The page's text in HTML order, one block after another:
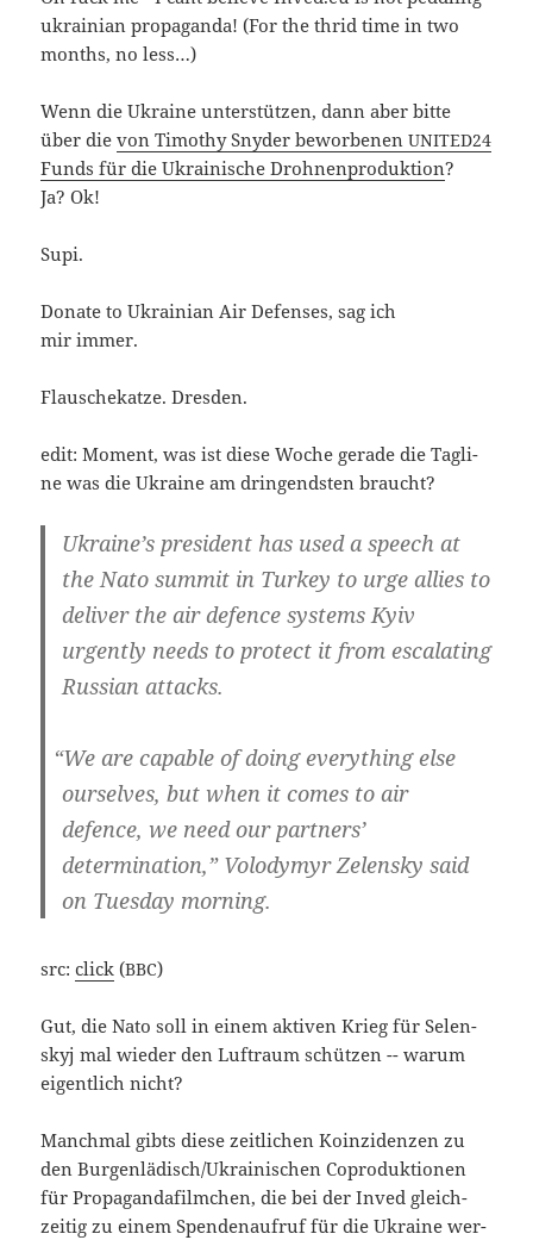
ukrai­ni­an pro­pa­gan­da! (For the thrid time in two
mon­ths, no less…)
Wenn die Ukrai­ne unter­stüt­zen, dann aber bit­te
über dievon Timo­thy Sny­der bewor­be­nenUNITED24
Funds für die Ukrai­ni­sche Droh­nen­pro­duk­ti­on?
Ja? Ok!
Supi.
Dona­te to Ukrai­ni­an Air Defen­ses, sag ich
mir immer.
Flau­sche­kat­ze. Dresden.
edit: Moment, was ist die­se Woche gera­de die Tag­li­
ne was die Ukrai­ne am drin­gends­ten braucht?
Ukraine’s pre­si­dent has used a speech at
the Nato sum­mit in Tur­key to urge allies to
deli­ver the air defence sys­tems Kyiv
urgent­ly needs to pro­tect it from esca­la­ting
Rus­si­an attacks.
“We are capa­ble of doing ever­ything else
our­sel­ves, but when it comes to air
defence, we need our part­ners’
deter­mi­na­ti­on,” Volo­dym­yr Zelen­sky said
on Tues­day morning.
src:click (BBC)
Gut, die Nato soll in einem akti­ven Krieg für Selen­
skyj mal wie­der den Luft­raum schüt­zen -- war­um
eigent­lich nicht?
Manch­mal gibts die­se zeit­li­chen Koin­zi­den­zen zu
den Burgenlädisch/Ukrainischen Copro­duk­tio­nen
für Pro­pa­gan­da­film­chen, die bei der Inved gleich­
zei­tig zu einem Spen­den­auf­ruf für die Ukrai­ne wer­